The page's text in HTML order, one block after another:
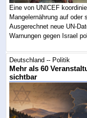
Eine von UNICEF
Mangelernährung auf oder
Ausgerechnet neue UN-
Warnungen gegen Israel
Deutschland -- Politik
Mehr als 60
sichtbar